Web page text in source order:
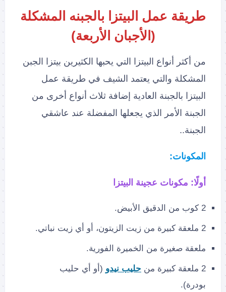
طريقة عمل البيتزا بالجبنه المشكلة
(الأجبان الأربعة)
من أكثر أنواع البيتزا التي يحبها الكثيرين بيتزا الجبن
المشكلة والتي يعتمد الشيف في طريقة عمل
البيتزا بالجبنة العادية إضافة ثلاث أنواع أخرى من
الجبنة الأمر الذي يجعلها المفضلة عند عاشقي
الجبنة..
المكونات:
أولًا: مكونات عجينة البيتزا
2 كوب من الدقيق الأبيض.
2 ملعقة كبيرة من زيت الزيتون، أو أي زيت نباتي.
ملعقة صغيرة من الخميرة الفورية.
2 ملعقة كبيرة من حليب نيدو (أو أي حليب
بودرة).